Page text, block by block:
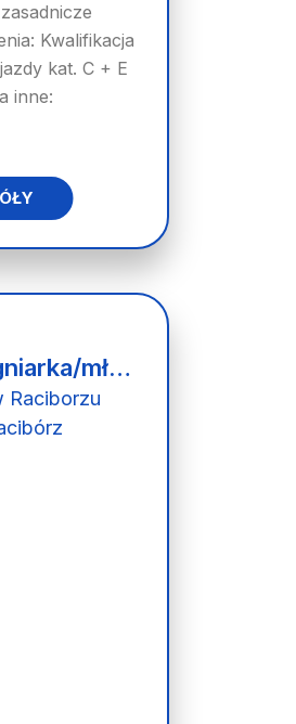
Kwalifikacja
kat. C + E
inne:
Młodsza pielęgniarka/młodszy pielęgniarz - młodszy ratownik medyczny/młodsza ratowniczka medyczna
Raciborzu